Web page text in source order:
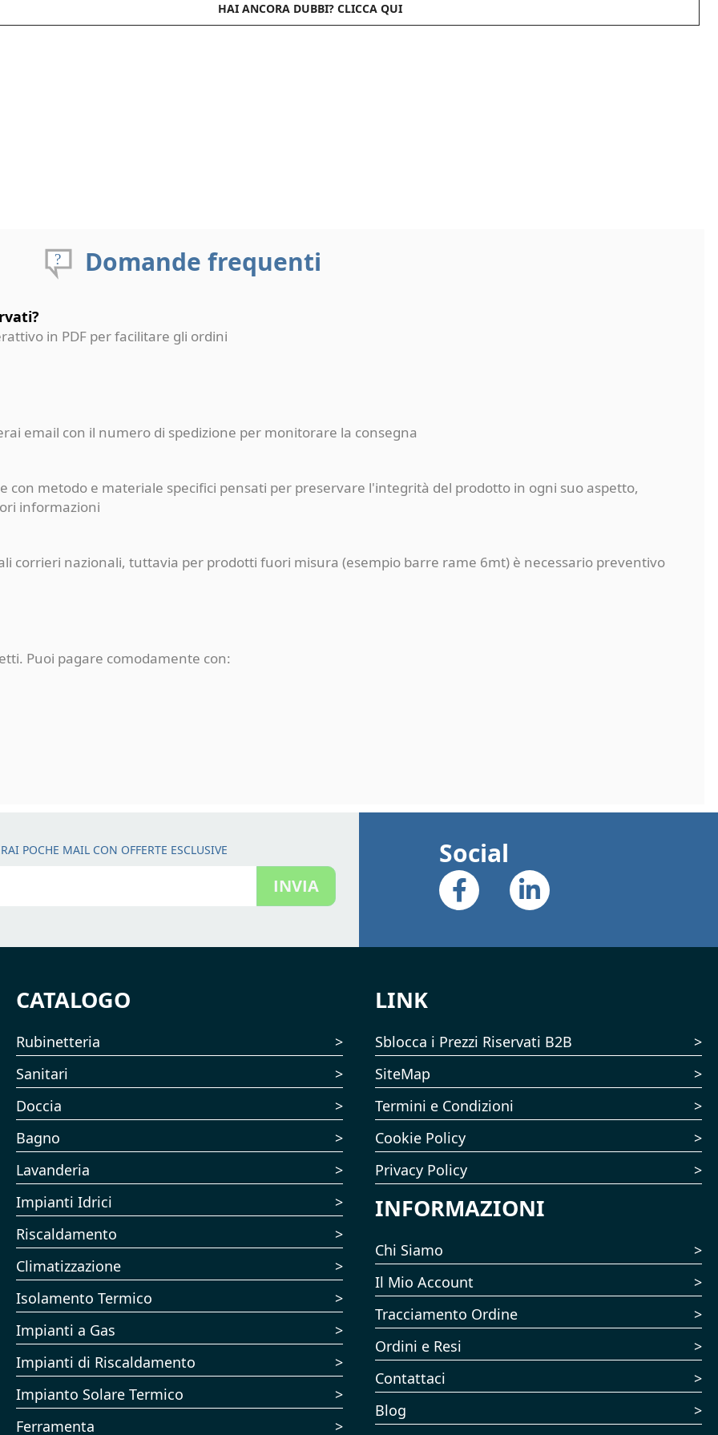
HAI ANCORA DUBBI? CLICCA QUI
Domande frequenti
in PDF per facilitare gli ordini
email con il numero di spedizione per monitorare la consegna
con metodo e materiale specifici pensati per preservare l'integrità del prodotto in ogni suo aspetto,
informazioni
corrieri nazionali, tuttavia per prodotti fuori misura (esempio barre rame 6mt) è necessario preventivo
Puoi pagare comodamente con:
POCHE MAIL CON OFFERTE ESCLUSIVE
INVIA
Social
CATALOGO
Rubinetteria
Sanitari
Doccia
Bagno
Lavanderia
Impianti Idrici
Riscaldamento
Climatizzazione
Isolamento Termico
Impianti a Gas
Impianti di Riscaldamento
Impianto Solare Termico
Ferramenta
LINK
Sblocca i Prezzi Riservati B2B
SiteMap
Termini e Condizioni
Cookie Policy
Privacy Policy
INFORMAZIONI
Chi Siamo
Il Mio Account
Tracciamento Ordine
Ordini e Resi
Contattaci
Blog